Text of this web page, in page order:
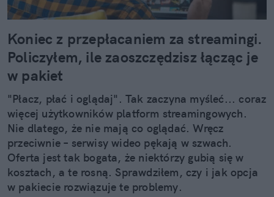
Koniec z przepłacaniem za streamingi.
Policzyłem, ile zaoszczędzisz łącząc je
w pakiet
"Płacz, płać i oglądaj". Tak zaczyna myśleć... coraz
więcej użytkowników platform streamingowych.
Nie dlatego, że nie mają co oglądać. Wręcz
przeciwnie – serwisy wideo pękają w szwach.
Oferta jest tak bogata, że niektórzy gubią się w
kosztach, a te rosną. Sprawdziłem, czy i jak opcja
w pakiecie rozwiązuje te problemy.